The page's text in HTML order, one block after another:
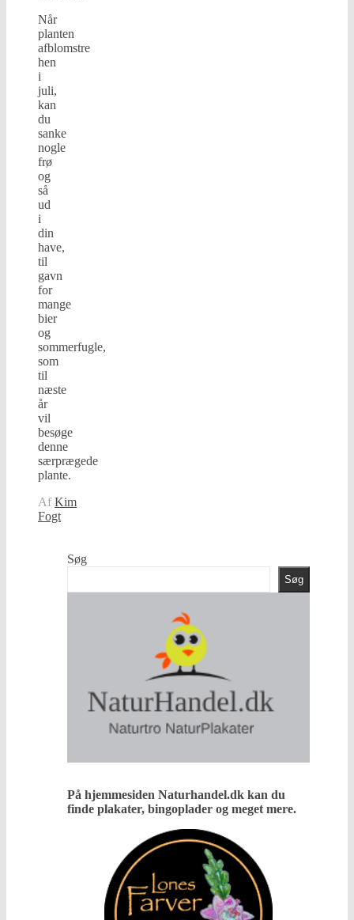
Når
planten
afblomstre
hen
i
juli,
kan
du
sanke
nogle
frø
og
så
ud
i
din
have,
til
gavn
for
mange
bier
og
sommerfugle,
som
til
næste
år
vil
besøge
denne
særprægede
plante.
AfKim
Fogt
Søg
Søg
På hjemmesiden Naturhandel.dk kan du
finde plakater, bingoplader og meget mere.